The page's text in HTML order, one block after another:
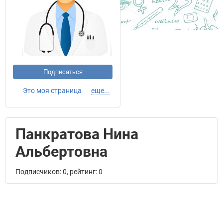
Подписаться
Это моя страница еще...
Панкратова Нина
Альбертовна
Подписчиков: 0, рейтинг: 0